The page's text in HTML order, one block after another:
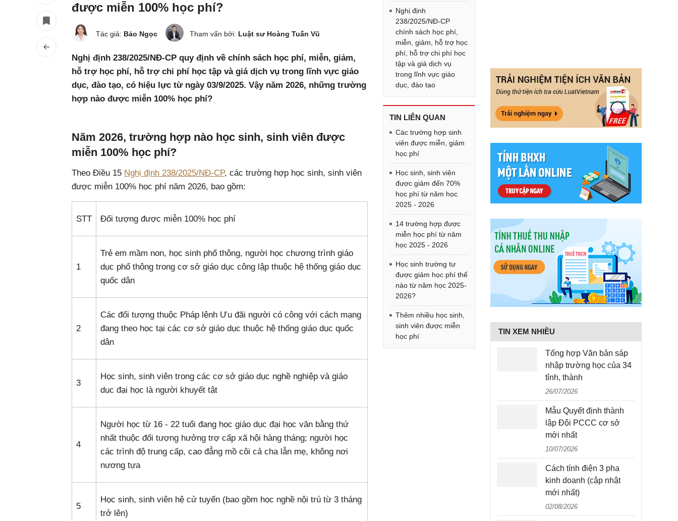
được miễn 100% học phí?
Tác giả: Bảo Ngọc Tham vấn bởi: Luật sư Hoàng Tuấn Vũ
Nghị định 238/2025/NĐ-CP quy định về chính sách học phí, miễn, giảm,
hỗ trợ học phí, hỗ trợ chi phí học tập và giá dịch vụ trong lĩnh vực giáo
dục, đào tạo, có hiệu lực từ ngày 03/9/2025. Vậy năm 2026, những trường
hợp nào được miễn 100% học phí?
Năm 2026, trường hợp nào học sinh, sinh viên được
miễn 100% học phí?
Theo Điều 15 Nghị định 238/2025/NĐ-CP, các trường hợp học sinh, sinh viên
được miễn 100% học phí năm 2026, bao gồm:
STT Đối tượng được miễn 100% học phí
1
Trẻ em mầm non, học sinh phổ thông, người học chương trình giáo
dục phổ thông trong cơ sở giáo dục công lập thuộc hệ thống giáo dục
quốc dân
2
Các đối tượng thuộc Pháp lệnh Ưu đãi người có công với cách mạng
đang theo học tại các cơ sở giáo dục thuộc hệ thống giáo dục quốc
dân
3
Học sinh, sinh viên trong các cơ sở giáo dục nghề nghiệp và giáo
dục đại học là người khuyết tật
4
Người học từ 16 - 22 tuổi đang học giáo dục đại học văn bằng thứ
nhất thuộc đối tượng hưởng trợ cấp xã hội hàng tháng; người học
các trình độ trung cấp, cao đẳng mồ côi cả cha lẫn mẹ, không nơi
nương tựa
5
Học sinh, sinh viên hệ cử tuyển (bao gồm học nghề nội trú từ 3 tháng
trở lên)
Nghị định
238/2025/NĐ-CP
chính sách học phí,
miễn, giảm, hỗ trợ học
phí, hỗ trợ chi phí học
tập và giá dịch vụ
trong lĩnh vực giáo
dục, đào tạo
TIN LIÊN QUAN
Các trường hợp sinh
viên được miễn, giảm
học phí
Học sinh, sinh viên
được giảm đến 70%
học phí từ năm học
2025 - 2026
14 trường hợp được
miễn học phí từ năm
học 2025 - 2026
Học sinh trường tư
được giảm học phí thế
nào từ năm học 2025-
2026?
Thêm nhiều học sinh,
sinh viên được miễn
học phí
TIN XEM NHIỀU
Tổng hợp Văn bản sáp
nhập trường học của 34
tỉnh, thành
26/07/2026
Mẫu Quyết định thành
lập Đội PCCC cơ sở
mới nhất
10/07/2026
Cách tính điện 3 pha
kinh doanh (cập nhật
mới nhất)
02/08/2026